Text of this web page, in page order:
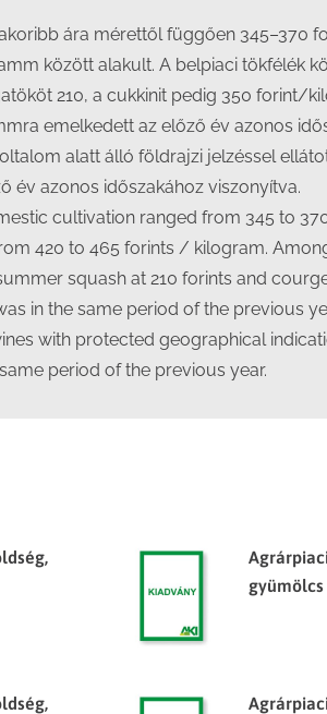
ára mérettől függően 345–370
között alakult. A belpiaci tökfélék
210, a cukkinit pedig 350 forint/
emelkedett az előző év azonos
alatt álló földrajzi jelzéssel
év azonos időszakához viszonyítva.
cultivation ranged from 345 to
420 to 465 forints / kilogram.
squash at 210 forints and
in the same period of the previous
with protected geographical
period of the previous year.